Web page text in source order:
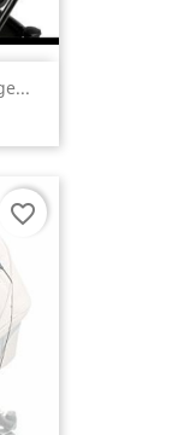
favorite_border